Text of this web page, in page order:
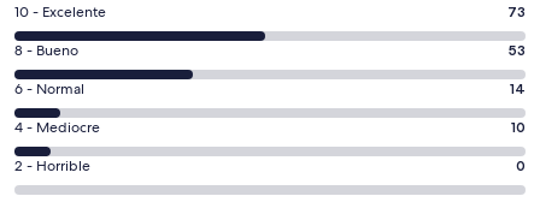
73
comentarios
de
un
total
de
150
con
10 - Excelente 73
53
comentarios
de
un
total
de
8 - Bueno 53
14
comentarios
de
un
total
6 - Normal 14
10
comentarios
de
4 - Mediocre 10
0
comentarios
2 - Horrible 0